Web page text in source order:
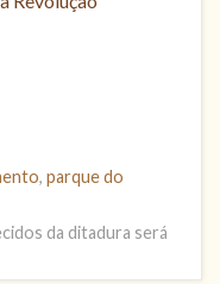
, parque do
da ditadura será